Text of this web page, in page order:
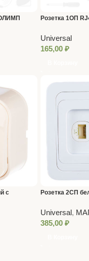
Розетка 1ОП
Universal
165,00 ₽
с
Розетка 2СП
Universal,
385,00 ₽